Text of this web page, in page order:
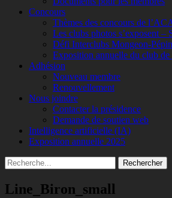
Concours
Thèmes des concours de
Les clubs photos s’exposent –
Défi Interclubs Mongeon-
Exposition annuelle du club
Adhésion
Nouveau membre
Renouvellement
Nous joindre
Contacter la présidence
Demande de soutien web
Intelligence artificielle (IA)
Exposition annuelle 2025
Recherche
Rechercher :
Line_Biron_small